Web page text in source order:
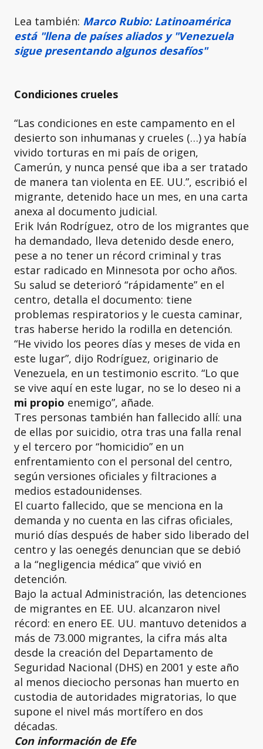
Lea también: Marco Rubio: Latinoamérica
está "llena de países aliados y "Venezuela
sigue presentando algunos desafíos"
Condiciones crueles
“Las condiciones en este campamento en el
desierto son inhumanas y crueles (…) ya había
vivido torturas en mi país de origen,
Camerún, y nunca pensé que iba a ser tratado
de manera tan violenta en EE. UU.”, escribió el
migrante, detenido hace un mes, en una carta
anexa al documento judicial.
Erik Iván Rodríguez, otro de los migrantes que
ha demandado, lleva detenido desde enero,
pese a no tener un récord criminal y tras
estar radicado en Minnesota por ocho años.
Su salud se deterioró “rápidamente” en el
centro, detalla el documento: tiene
problemas respiratorios y le cuesta caminar,
tras haberse herido la rodilla en detención.
“He vivido los peores días y meses de vida en
este lugar”, dijo Rodríguez, originario de
Venezuela, en un testimonio escrito. “Lo que
se vive aquí en este lugar, no se lo deseo ni a
mi propio enemigo”, añade.
Tres personas también han fallecido allí: una
de ellas por suicidio, otra tras una falla renal
y el tercero por “homicidio” en un
enfrentamiento con el personal del centro,
según versiones oficiales y filtraciones a
medios estadounidenses.
El cuarto fallecido, que se menciona en la
demanda y no cuenta en las cifras oficiales,
murió días después de haber sido liberado del
centro y las oenegés denuncian que se debió
a la “negligencia médica” que vivió en
detención.
Bajo la actual Administración, las detenciones
de migrantes en EE. UU. alcanzaron nivel
récord: en enero EE. UU. mantuvo detenidos a
más de 73.000 migrantes, la cifra más alta
desde la creación del Departamento de
Seguridad Nacional (DHS) en 2001 y este año
al menos dieciocho personas han muerto en
custodia de autoridades migratorias, lo que
supone el nivel más mortífero en dos
décadas.
Con información de Efe